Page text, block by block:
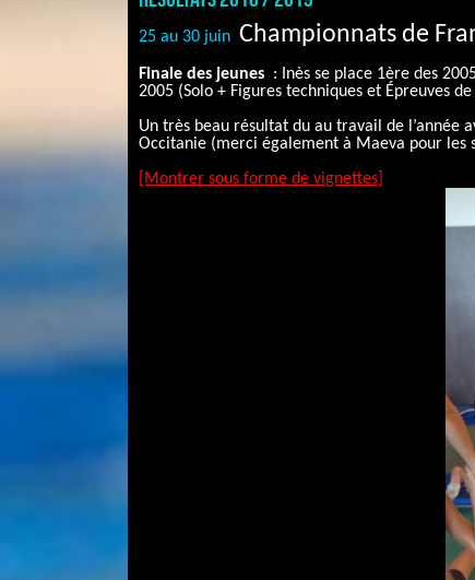
25 au 30 juin Championnats de
Finale des jeunes : Inès se place 1ère des
2005 (Solo + Figures techniques et Épreuves de
Un très beau résultat du au travail de l’année
Occitanie (merci également à Maeva pour les
[Montrer sous forme de vignettes]